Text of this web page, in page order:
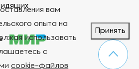
вам
опыта на
использовать
с
cookie-файлов
Принять